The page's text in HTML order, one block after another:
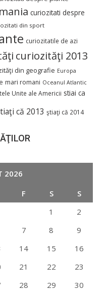
curiozitati despre
din sport
curiozitatile de azi
curiozităţi 2013
din geografie Europa
mari romani Oceanul Atlantic
Unite ale Americii stiai ca
că 2013 ştiaţi că 2014
2026
F S
S
1
2
7 8
9
14 15
16
21 22
23
28 29 30